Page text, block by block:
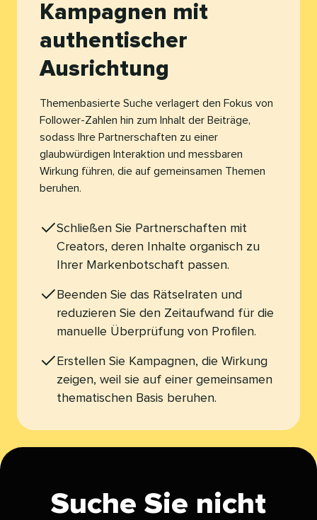
Kampagnen mit
authentischer
Ausrichtung​​
Themenbasierte Suche verlagert den Fokus von
Follower-Zahlen hin zum Inhalt der Beiträge,
sodass Ihre Partnerschaften zu einer
glaubwürdigen Interaktion und messbaren
Wirkung führen, die auf gemeinsamen Themen
beruhen.​​
Schließen Sie Partnerschaften mit
Creators, deren Inhalte organisch zu
Ihrer Markenbotschaft passen.​​
Beenden Sie das Rätselraten und
reduzieren Sie den Zeitaufwand für die
manuelle Überprüfung von Profilen.​​
Erstellen Sie Kampagnen, die Wirkung
zeigen, weil sie auf einer gemeinsamen
thematischen Basis beruhen.​​
Suche Sie nicht